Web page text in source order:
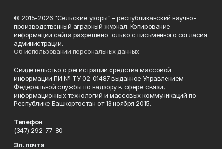
© 2015-2026 "Сельские узоры" – республиканский научно-
производственный аграрный журнал. Копирование
информации сайта разрешено только с письменного согласия
администрации.
Об использовании персональных данных
Свидетельство о регистрации средства массовой
информации ПИ № ТУ 02-01487 выданное Управлением
Федеральной службы по надзору в сфере связи,
информационных технологий и массовых коммуникаций по
Республике Башкортостан от 13 ноября 2015.
Телефон
(347) 292-77-80
Эл. почта